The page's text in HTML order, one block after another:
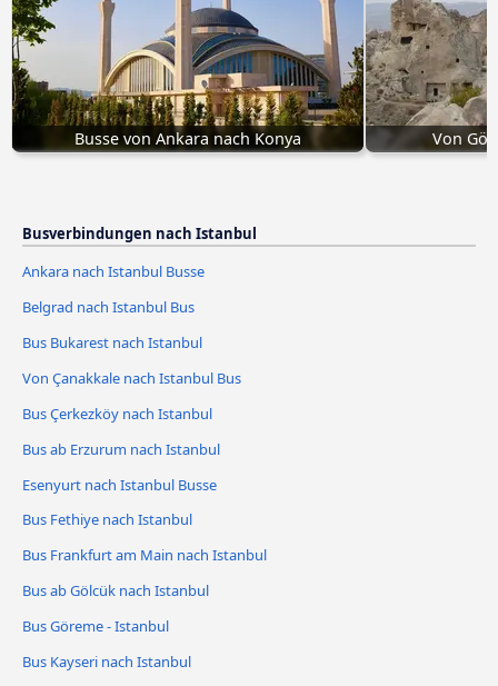
Busse von Ankara nach Konya Von
Busverbindungen nach Istanbul
Ankara nach Istanbul Busse
Belgrad nach Istanbul Bus
Bus Bukarest nach Istanbul
Von Çanakkale nach Istanbul Bus
Bus Çerkezköy nach Istanbul
Bus ab Erzurum nach Istanbul
Esenyurt nach Istanbul Busse
Bus Fethiye nach Istanbul
Bus Frankfurt am Main nach Istanbul
Bus ab Gölcük nach Istanbul
Bus Göreme - Istanbul
Bus Kayseri nach Istanbul